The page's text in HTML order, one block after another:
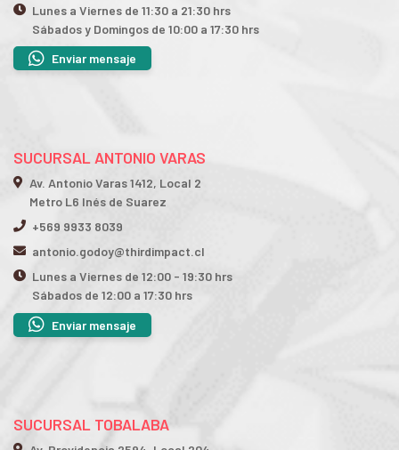
Lunes a Viernes de 11:30 a 21:30 hrs
Sábados y Domingos de 10:00 a 17:30 hrs
Enviar mensaje
SUCURSAL ANTONIO VARAS
Av. Antonio Varas 1412, Local 2
Metro L6 Inés de Suarez
+569 9933 8039
antonio.godoy@thirdimpact.cl
Lunes a Viernes de 12:00 - 19:30 hrs
Sábados de 12:00 a 17:30 hrs
Enviar mensaje
SUCURSAL TOBALABA